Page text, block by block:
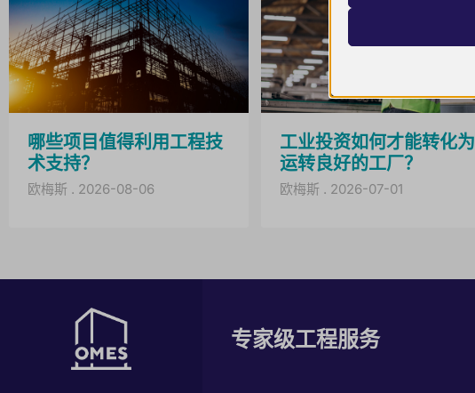
哪些项目值得利用工程技
术支持？
欧梅斯 2026-08-06
工业投资如何才能转化为
运转良好的工厂？
欧梅斯 2026-07-01
专家级工程服务
ssm_au_c
www.gstatic.com